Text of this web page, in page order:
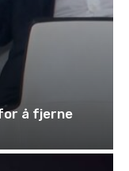
å fjerne